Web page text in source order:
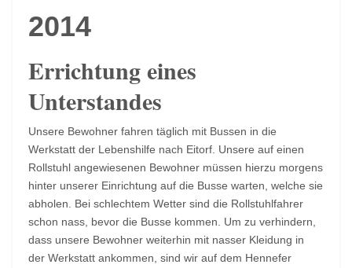
2014
Errichtung eines
Unterstandes
Unsere Bewohner fahren täglich mit Bussen in die
Werkstatt der Lebenshilfe nach Eitorf. Unsere auf einen
Rollstuhl angewiesenen Bewohner müssen hierzu morgens
hinter unserer Einrichtung auf die Busse warten, welche sie
abholen. Bei schlechtem Wetter sind die Rollstuhlfahrer
schon nass, bevor die Busse kommen. Um zu verhindern,
dass unsere Bewohner weiterhin mit nasser Kleidung in
der Werkstatt ankommen, sind wir auf dem Hennefer